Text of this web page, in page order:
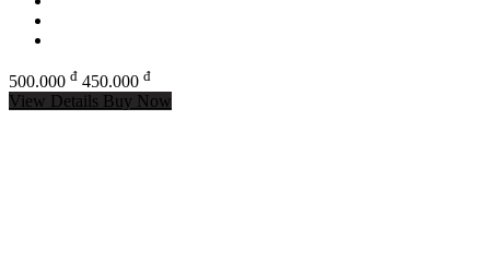
500.000 đ 450.000 đ
View Details Buy Now